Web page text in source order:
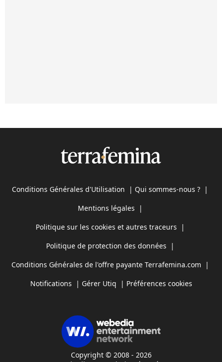
Conditions Générales d'Utilisation | Qui sommes-nous ? |
Mentions légales |
Politique sur les cookies et autres traceurs |
Politique de protection des données |
Conditions Générales de l'offre payante Terrafemina.com |
Notifications | Gérer Utiq | Préférences cookies
Copyright © 2008 - 2026